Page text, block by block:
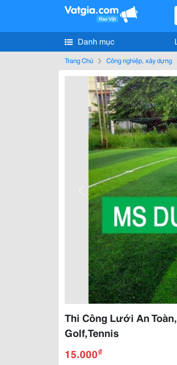
Danh mục
Trang Chủ Công nghiệp, xây dựng
Thi Công Lưới An
Golf,Tennis
15.000₫